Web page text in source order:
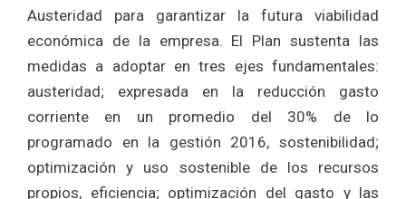
Austeridad para garantizar la futura viabilidad
económica de la empresa. El Plan sustenta las
medidas a adoptar en tres ejes fundamentales:
austeridad; expresada en la reducción gasto
corriente en un promedio del 30% de lo
programado en la gestión 2016, sostenibilidad;
optimización y uso sostenible de los recursos
propios, eficiencia; optimización del gasto y las